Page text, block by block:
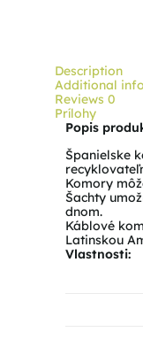
Description
Additional
Reviews 0
Prílohy
Popis
Španielske
Komory
Šachty
dnom.
Káblové
Latinskou
Vlastnosti: